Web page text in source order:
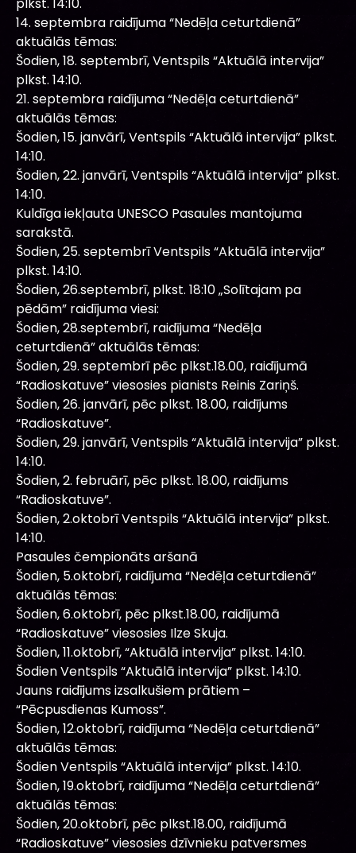
14. septembra raidījuma “Nedēļa ceturtdienā”
aktuālās tēmas:
Šodien, 18. septembrī, Ventspils “Aktuālā intervija”
plkst. 14:10.
21. septembra raidījuma “Nedēļa ceturtdienā”
aktuālās tēmas:
Šodien, 15. janvārī, Ventspils “Aktuālā intervija” plkst.
14:10.
Šodien, 22. janvārī, Ventspils “Aktuālā intervija” plkst.
14:10.
Kuldīga iekļauta UNESCO Pasaules mantojuma
sarakstā.
Šodien, 25. septembrī Ventspils “Aktuālā intervija”
plkst. 14:10.
Šodien, 26.septembrī, plkst. 18:10 „Solītajam pa
pēdām” raidījuma viesi:
Šodien, 28.septembrī, raidījuma “Nedēļa
ceturtdienā” aktuālās tēmas:
Šodien, 29. septembrī pēc plkst.18.00, raidījumā
“Radioskatuve” viesosies pianists Reinis Zariņš.
Šodien, 26. janvārī, pēc plkst. 18.00, raidījums
“Radioskatuve”.
Šodien, 29. janvārī, Ventspils “Aktuālā intervija” plkst.
14:10.
Šodien, 2. februārī, pēc plkst. 18.00, raidījums
“Radioskatuve”.
Šodien, 2.oktobrī Ventspils “Aktuālā intervija” plkst.
14:10.
Pasaules čempionāts aršanā
Šodien, 5.oktobrī, raidījuma “Nedēļa ceturtdienā”
aktuālās tēmas:
Šodien, 6.oktobrī, pēc plkst.18.00, raidījumā
“Radioskatuve” viesosies Ilze Skuja.
Šodien, 11.oktobrī, “Aktuālā intervija” plkst. 14:10.
Šodien Ventspils “Aktuālā intervija” plkst. 14:10.
Jauns raidījums izsalkušiem prātiem –
“Pēcpusdienas Kumoss”.
Šodien, 12.oktobrī, raidījuma “Nedēļa ceturtdienā”
aktuālās tēmas:
Šodien Ventspils “Aktuālā intervija” plkst. 14:10.
Šodien, 19.oktobrī, raidījuma “Nedēļa ceturtdienā”
aktuālās tēmas:
Šodien, 20.oktobrī, pēc plkst.18.00, raidījumā
“Radioskatuve” viesosies dzīvnieku patversmes